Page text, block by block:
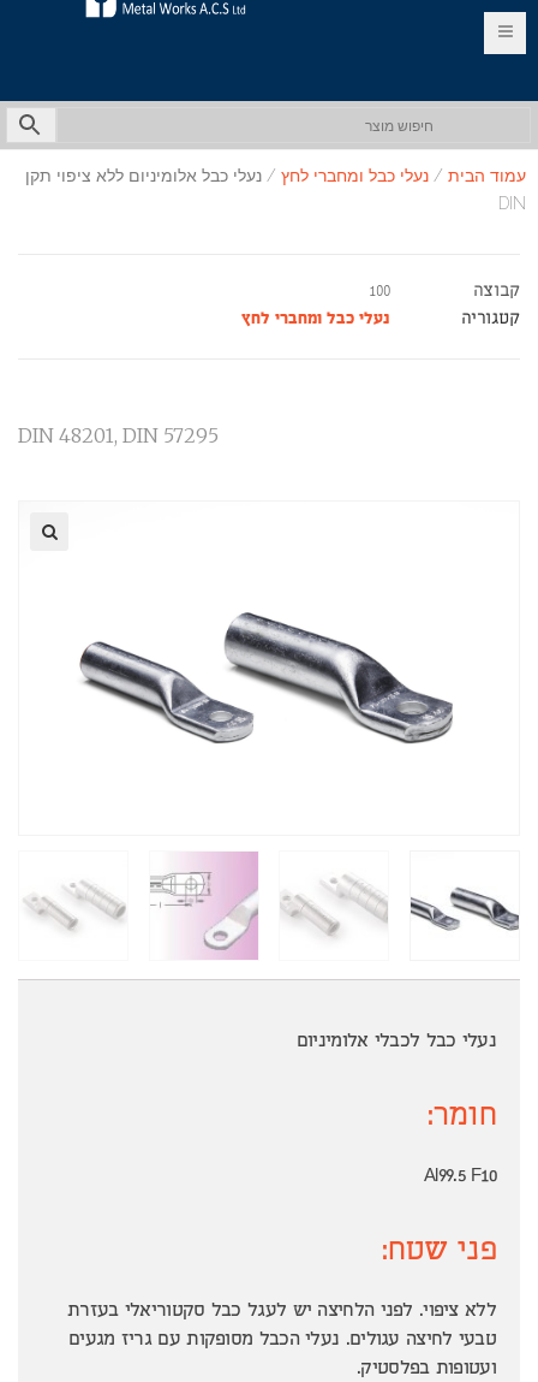
עמוד הבית / נעלי כבל ומחברי לחץ / נעלי כבל אלומיניום ללא ציפוי תקן
DIN
קבוצה
100
קטגוריה
נעלי כבל ומחברי לחץ
DIN 48201, DIN 57295
נעלי כבל לכבלי אלומיניום
חומר:
Al99.5 F10
פני שטח:
ללא ציפוי. לפני הלחיצה יש לעגל כבל סקטוריאלי בעזרת
טבעי לחיצה עגולים. נעלי הכבל מסופקות עם גריז מגעים
ועטופות בפלסטיק.